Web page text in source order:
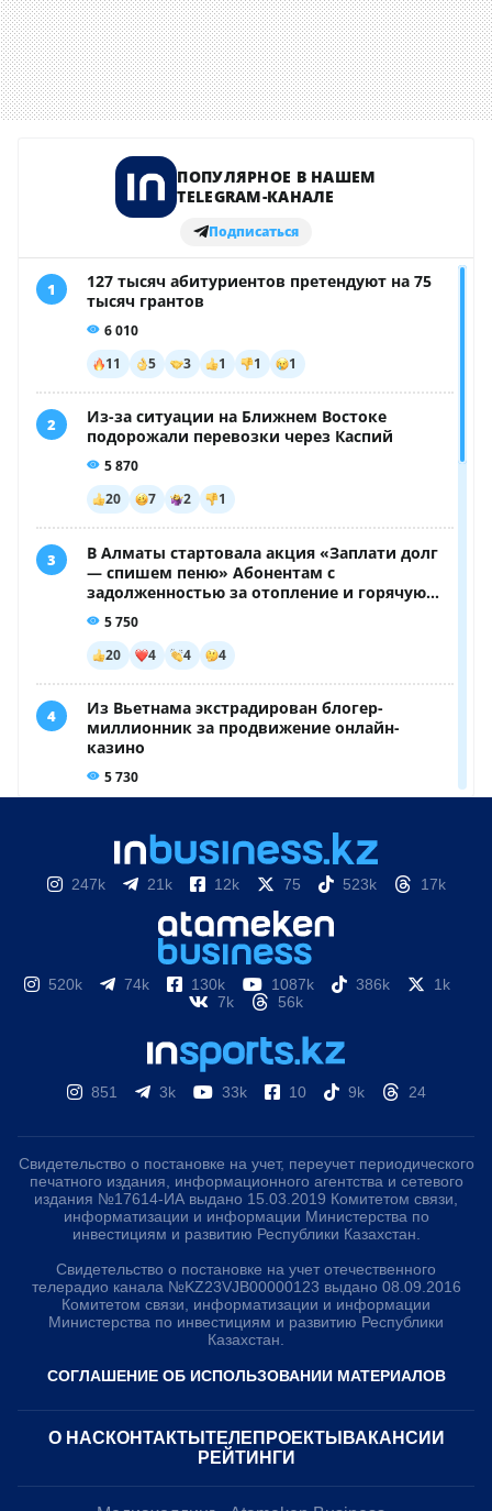
247k 21k 12k 75 523k 17k
520k 74k 130k 1087k 386k
1k
7k
56k
851 3k 33k 10 9k 24
Свидетельство о постановке на учет, переучет периодического
печатного издания, информационного агентства и сетевого
издания №17614-ИА выдано 15.03.2019 Комитетом связи,
информатизации и информации Министерства по
инвестициям и развитию Республики Казахстан.
Свидетельство о постановке на учет отечественного
телерадио канала №KZ23VJB00000123 выдано 08.09.2016
Комитетом связи, информатизации и информации
Министерства по инвестициям и развитию Республики
Казахстан.
СОГЛАШЕНИЕ ОБ ИСПОЛЬЗОВАНИИ МАТЕРИАЛОВ
О НАС КОНТАКТЫ ТЕЛЕПРОЕКТЫ ВАКАНСИИ
РЕЙТИНГИ